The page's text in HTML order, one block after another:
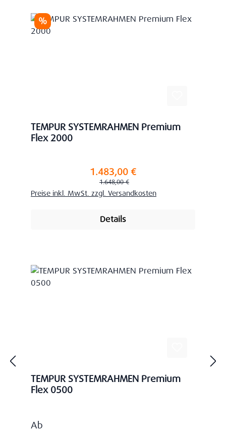
Rabatt
%
TEMPUR SYSTEMRAHMEN Premium
Flex 2000
Verkaufspreis:1.483,00 €
Regulärer Preis:
1.648,00 €
Preise inkl. MwSt. zzgl. Versandkosten
Details
TEMPUR SYSTEMRAHMEN Premium
Flex 0500
Regulärer Preis:
Ab